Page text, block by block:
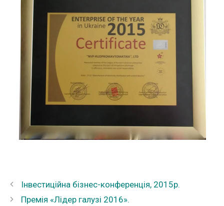
Інвестиційна бізнес-конференція, 2015р.
Премія «Лідер галузі 2016».